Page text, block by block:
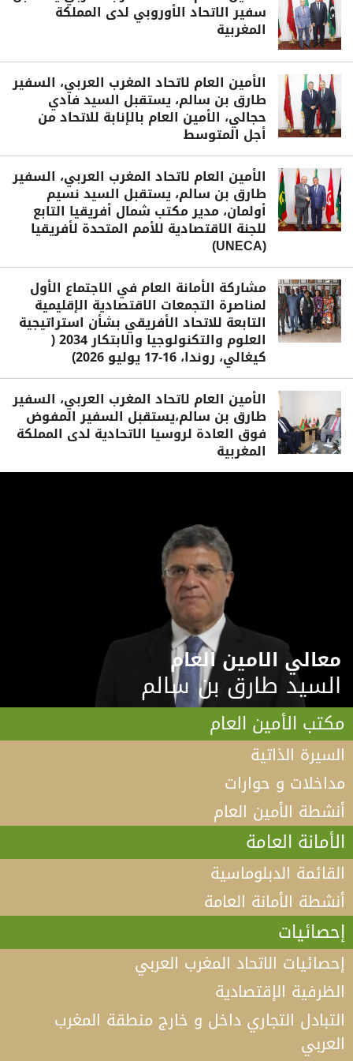
سفير الاتحاد الأوروبي لدى المملكة
المغربية
الأمين العام لاتحاد المغرب العربي، السفير
طارق بن سالم، يستقبل السيد فادي
حجالي، الأمين العام بالإنابة للاتحاد من
أجل المتوسط
الأمين العام لاتحاد المغرب العربي، السفير
طارق بن سالم، يستقبل السيد نسيم
أولمان، مدير مكتب شمال أفريقيا التابع
للجنة الاقتصادية للأمم المتحدة لأفريقيا
(UNECA)
مشاركة الأمانة العام في الاجتماع الأول
لمناصرة التجمعات الاقتصادية الإقليمية
التابعة للاتحاد الأفريقي بشأن استراتيجية
العلوم والتكنولوجيا والابتكار 2034 (
كيغالي، روندا، 16-17 يوليو 2026)
الأمين العام لاتحاد المغرب العربي، السفير
طارق بن سالم،يستقبل السفير المفوض
فوق العادة لروسيا الاتحادية لدى المملكة
المغربية
معالي الامين العام
السيد طارق بن سالم
مكتب الأمين العام
السيرة الذاتية
مداخلات و حوارات
أنشطة الأمين العام
الأمانة العامة
القائمة الدبلوماسية
أنشطة الأمانة العامة
إحصائيات
إحصائيات الاتحاد المغرب العربي
الظرفية الإقتصادية
التبادل التجاري داخل و خارج منطقة المغرب
العربي